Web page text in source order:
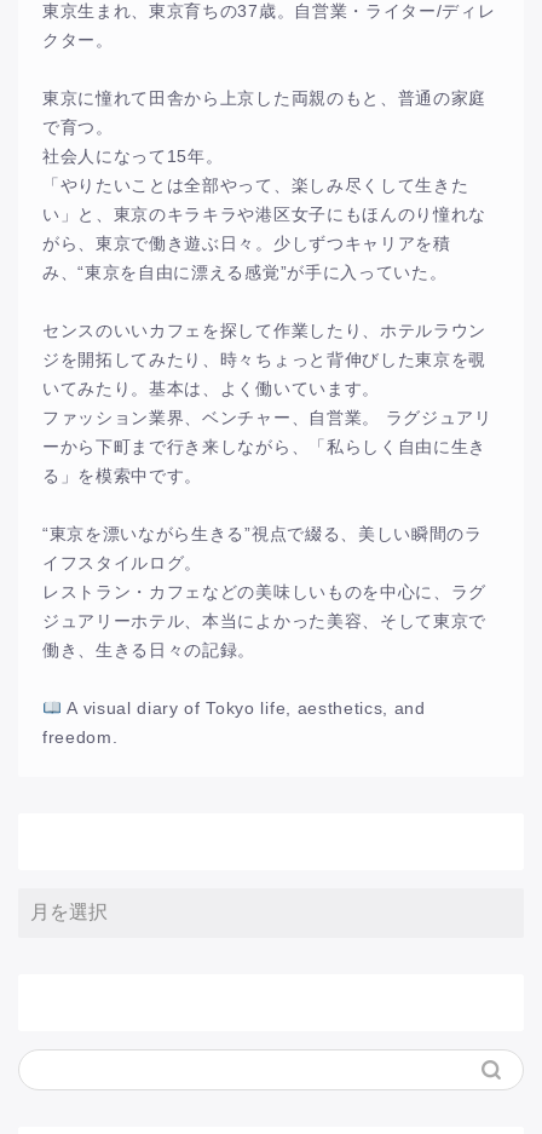
東京生まれ、東京育ちの37歳。自営業・ライター/ディレ
クター。
東京に憧れて田舎から上京した両親のもと、普通の家庭
で育つ。
社会人になって15年。
「やりたいことは全部やって、楽しみ尽くして生きた
い」と、東京のキラキラや港区女子にもほんのり憧れな
がら、東京で働き遊ぶ日々。少しずつキャリアを積
み、“東京を自由に漂える感覚”が手に入っていた。
センスのいいカフェを探して作業したり、ホテルラウン
ジを開拓してみたり、時々ちょっと背伸びした東京を覗
いてみたり。基本は、よく働いています。
ファッション業界、ベンチャー、自営業。 ラグジュアリ
ーから下町まで行き来しながら、「私らしく自由に生き
る」を模索中です。
“東京を漂いながら生きる”視点で綴る、美しい瞬間のラ
イフスタイルログ。
レストラン・カフェなどの美味しいものを中心に、ラグ
ジュアリーホテル、本当によかった美容、そして東京で
働き、生きる日々の記録。
A visual diary of Tokyo life, aesthetics, and
freedom.